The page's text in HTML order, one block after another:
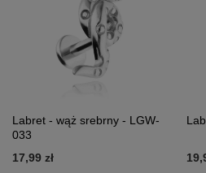
Labret - wąż srebrny - LGW-
033
17,99 zł